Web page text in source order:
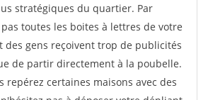
stratégiques du quartier. Par
toutes les boites à lettres de votre
des gens reçoivent trop de publicités
de partir directement à la poubelle.
repérez certaines maisons avec des